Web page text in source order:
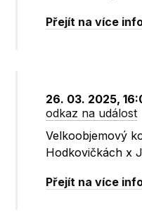
Přejít na více
26. 03. 2025,
odkaz na událost
Velkoobjemový
Hodkovičkách x
Přejít na více